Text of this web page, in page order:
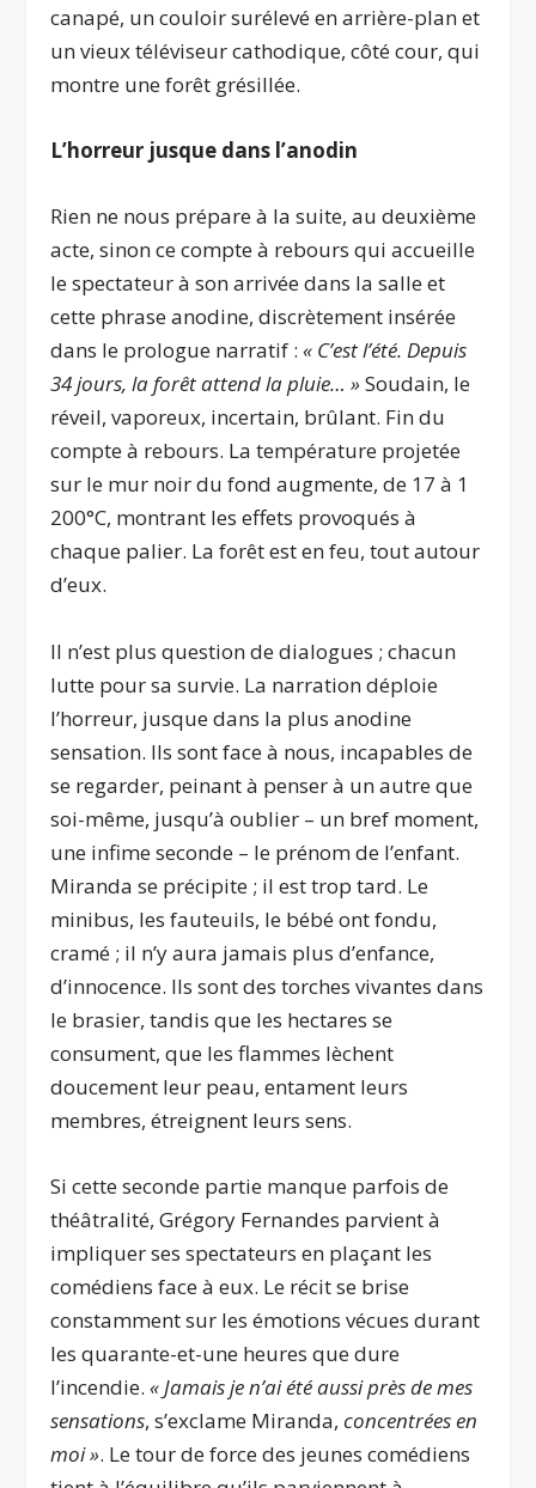
canapé, un couloir surélevé en arrière-plan et
un vieux téléviseur cathodique, côté cour, qui
montre une forêt grésillée.
L’horreur jusque dans l’anodin
Rien ne nous prépare à la suite, au deuxième
acte, sinon ce compte à rebours qui accueille
le spectateur à son arrivée dans la salle et
cette phrase anodine, discrètement insérée
dans le prologue narratif :« C’est l’été. Depuis
34 jours, la forêt attend la pluie… »Soudain, le
réveil, vaporeux, incertain, brûlant. Fin du
compte à rebours. La température projetée
sur le mur noir du fond augmente, de 17 à 1
200°C, montrant les effets provoqués à
chaque palier. La forêt est en feu, tout autour
d’eux.
Il n’est plus question de dialogues ; chacun
lutte pour sa survie. La narration déploie
l’horreur, jusque dans la plus anodine
sensation. Ils sont face à nous, incapables de
se regarder, peinant à penser à un autre que
soi-même, jusqu’à oublier – un bref moment,
une infime seconde – le prénom de l’enfant.
Miranda se précipite ; il est trop tard. Le
minibus, les fauteuils, le bébé ont fondu,
cramé ; il n’y aura jamais plus d’enfance,
d’innocence. Ils sont des torches vivantes dans
le brasier, tandis que les hectares se
consument, que les flammes lèchent
doucement leur peau, entament leurs
membres, étreignent leurs sens.
Si cette seconde partie manque parfois de
théâtralité, Grégory Fernandes parvient à
impliquer ses spectateurs en plaçant les
comédiens face à eux. Le récit se brise
constamment sur les émotions vécues durant
les quarante-et-une heures que dure
l’incendie.« Jamais je n’ai été aussi près de mes
sensations, s’exclame Miranda,concentrées en
moi ». Le tour de force des jeunes comédiens